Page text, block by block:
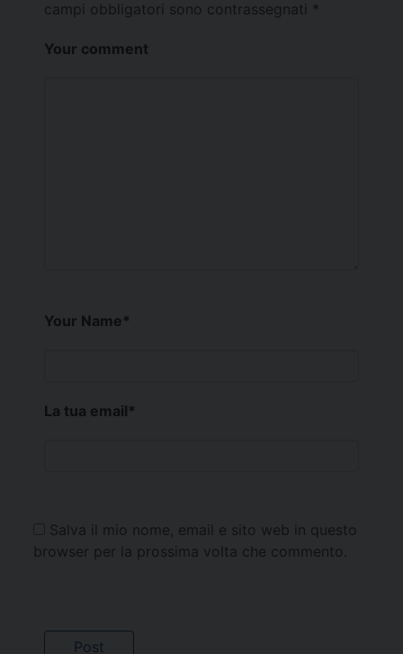
campi obbligatori sono contrassegnati *
Your comment
Your Name*
La tua email*
Salva il mio nome, email e sito web in questo
browser per la prossima volta che commento.